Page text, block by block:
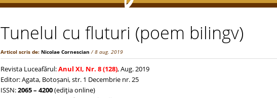
Tunelul cu fluturi (poem bilingv)
Articol scris de: Nicolae Cornescian / 8 aug. 2019
Revista Luceafărul:Anul XI, Nr. 8 (128), Aug. 2019
Editor: Agata, Botoșani, str. 1 Decembrie nr. 25
ISSN:2065 – 4200(ediţia online)